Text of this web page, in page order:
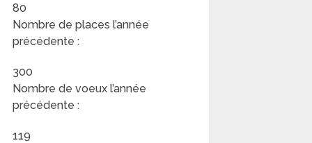
80
Nombre de places l’année
précédente :
300
Nombre de voeux l’année
précédente :
119